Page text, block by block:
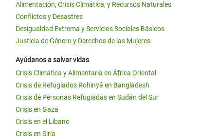
Alimentación, Crisis Climática, y Recursos Naturales
Conflictos y Desastres
Desigualdad Extrema y Servicios Sociales Básicos
Justicia de Género y Derechos de las Mujeres
Ayúdanos a salvar vidas
Crisis Climática y Alimentaria en África Oriental
Crisis de Refugiados Rohinyá en Bangladesh
Crisis de Personas Refugiadas en Sudán del Sur
Crisis en Gaza
Crisis en el Líbano
Crisis en Siria